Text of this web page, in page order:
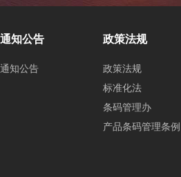
通知公告
通知公告
政策法规
政策法规
标准化法
条码管理办
产品条码管理条例